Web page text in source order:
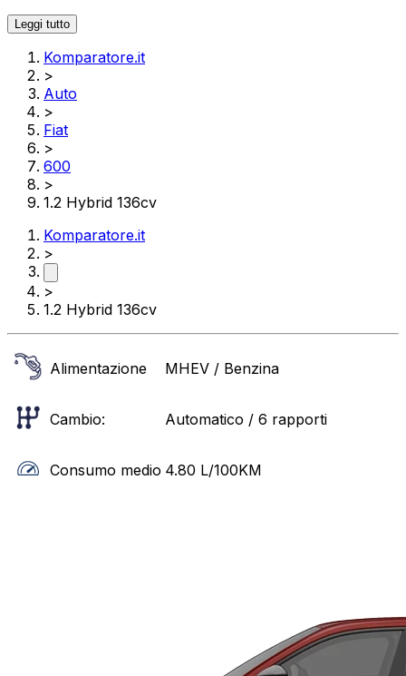
Leggi tutto
Komparatore.it
>
Auto
>
Fiat
>
600
>
1.2 Hybrid 136cv
Komparatore.it
>
>
1.2 Hybrid 136cv
Alimentazione MHEV / Benzina
Cambio: Automatico / 6 rapporti
Consumo medio 4.80 L/100KM